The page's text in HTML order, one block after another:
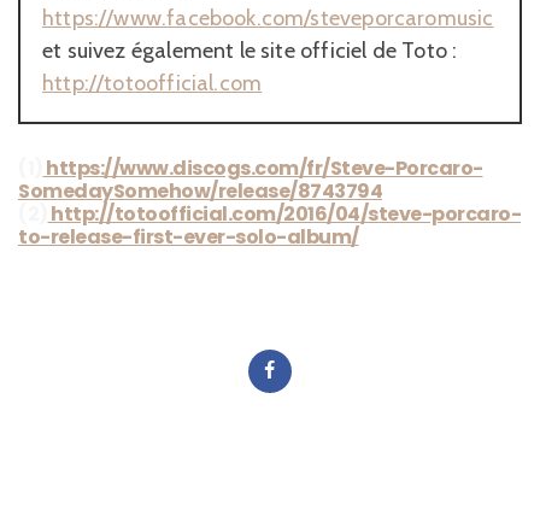
https://www.facebook.com/steveporcaromusic
et suivez également le site officiel de Toto :
http://totoofficial.com
https://www.discogs.com/fr/Steve-Porcaro-
SomedaySomehow/release/8743794
http://totoofficial.com/2016/04/steve-porcaro-
to-release-first-ever-solo-album/